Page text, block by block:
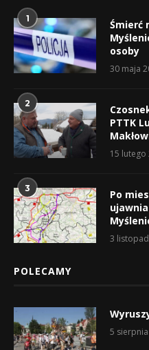
1
Śmierć
osoby
30 maja
2
PTTK
15 lutego
3
Po
3
POLECAMY
5